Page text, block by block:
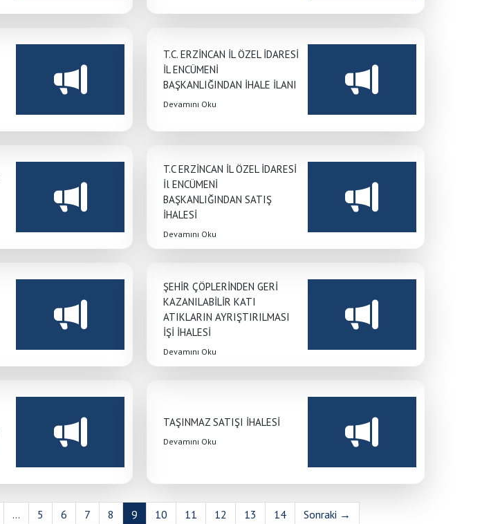
Anasayfa
T.C. ERZİNCAN İL ÖZEL İDARESİ
İL ENCÜMENİ
BAŞKANLIĞINDAN İHALE İLANI
Devamını Oku
T.C ERZİNCAN İL ÖZEL İDARESİ
İl ENCÜMENİ
BAŞKANLIĞINDAN SATIŞ
İHALESİ
Devamını Oku
ŞEHİR ÇÖPLERİNDEN GERİ
KAZANILABİLİR KATI
ATIKLARIN AYRIŞTIRILMASI
İŞİ İHALESİ
Devamını Oku
TAŞINMAZ SATIŞI İHALESİ
Devamını Oku
... 5 6 7 8 9 10 11 12 13 14 Sonraki →